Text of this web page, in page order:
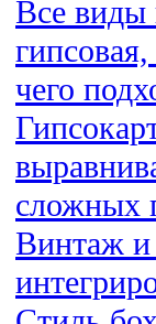
Все виды
чего
сложных
Винтаж и